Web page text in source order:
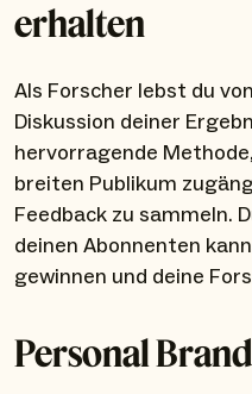
erhalten
Als Forscher lebst du
Diskussion deiner
hervorragende
breiten Publikum
Feedback zu sammeln.
deinen Abonnenten
gewinnen und deine
Personal